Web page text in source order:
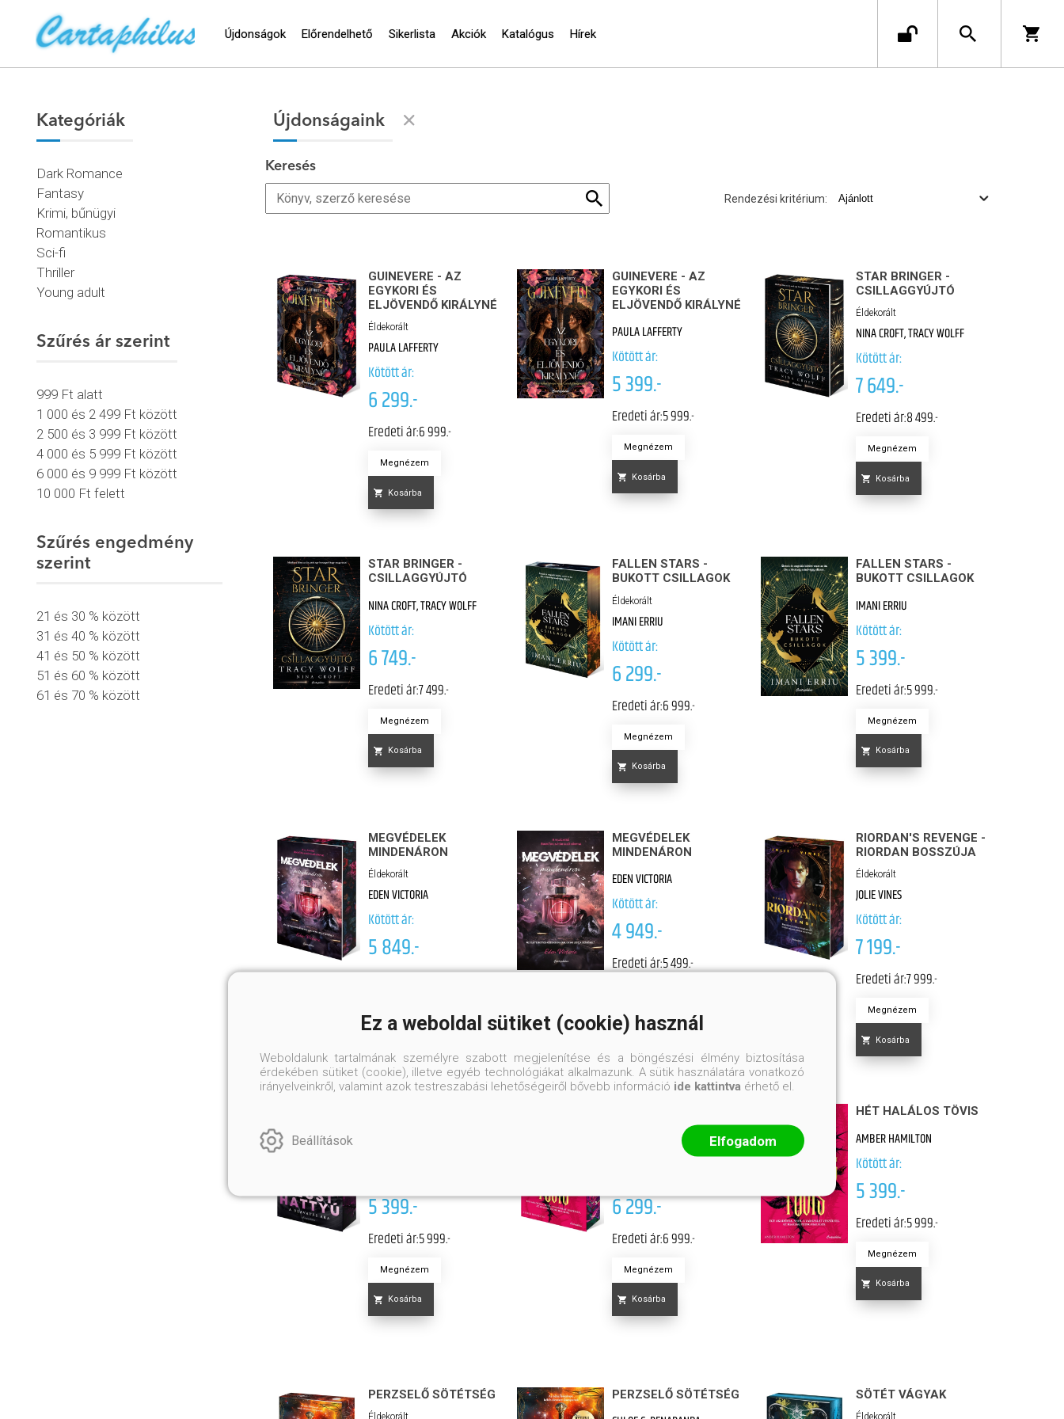
Újdonságok Előrendelhető Sikerlista Akciók Katalógus Hírek
Kategóriák
Dark Romance
Fantasy
Krimi, bűnügyi
Romantikus
Sci-fi
Thriller
Young adult
Szűrés ár szerint
999 Ft alatt
1 000 és 2 499 Ft között
2 500 és 3 999 Ft között
4 000 és 5 999 Ft között
6 000 és 9 999 Ft között
10 000 Ft felett
Szűrés engedmény
szerint
21 és 30 % között
31 és 40 % között
41 és 50 % között
51 és 60 % között
61 és 70 % között
Újdonságaink
Rendezési kritérium:
Keresés
GUINEVERE - AZ
EGYKORI ÉS
ELJÖVENDŐ KIRÁLYNÉ
Éldekorált
PAULA LAFFERTY
Kötött ár:
6 299.-
Eredeti ár:6 999.-
Megnézem
Kosárba
GUINEVERE - AZ
EGYKORI ÉS
ELJÖVENDŐ KIRÁLYNÉ
PAULA LAFFERTY
Kötött ár:
5 399.-
Eredeti ár:5 999.-
Megnézem
Kosárba
STAR BRINGER -
CSILLAGGYÚJTÓ
Éldekorált
NINA CROFT, TRACY WOLFF
Kötött ár:
7 649.-
Eredeti ár:8 499.-
Megnézem
Kosárba
STAR BRINGER -
CSILLAGGYÚJTÓ
NINA CROFT, TRACY WOLFF
Kötött ár:
6 749.-
Eredeti ár:7 499.-
Megnézem
Kosárba
FALLEN STARS -
BUKOTT CSILLAGOK
Éldekorált
IMANI ERRIU
Kötött ár:
6 299.-
Eredeti ár:6 999.-
Megnézem
Kosárba
FALLEN STARS -
BUKOTT CSILLAGOK
IMANI ERRIU
Kötött ár:
5 399.-
Eredeti ár:5 999.-
Megnézem
Kosárba
MEGVÉDELEK
MINDENÁRON
Éldekorált
EDEN VICTORIA
Kötött ár:
5 849.-
Eredeti ár:6 499.-
MEGVÉDELEK
MINDENÁRON
EDEN VICTORIA
Kötött ár:
4 949.-
Eredeti ár:5 499.-
Kosárba
RIORDAN'S REVENGE -
RIORDAN BOSSZÚJA
Éldekorált
JOLIE VINES
Kötött ár:
7 199.-
Eredeti ár:7 999.-
Megnézem
Kosárba
5 399.-
Eredeti ár:5 999.-
Megnézem
Kosárba
AMBER HAMILTON
6 299.-
Eredeti ár:6 999.-
Megnézem
Kosárba
HÉT HALÁLOS TÖVIS
AMBER HAMILTON
Kötött ár:
5 399.-
Eredeti ár:5 999.-
Megnézem
Kosárba
PERZSELŐ SÖTÉTSÉG
Éldekorált
PERZSELŐ SÖTÉTSÉG SÖTÉT VÁGYAK
Éldekorált
Ez a weboldal sütiket (cookie) használ
Weboldalunk tartalmának személyre szabott megjelenítése és a böngészési élmény biztosítása
érdekében sütiket (cookie), illetve egyéb technológiákat alkalmazunk. A sütik használatára vonatkozó
irányelveinkről, valamint azok testreszabási lehetőségeiről bővebb információ ide kattintva érhető el.
Beállítások Elfogadom